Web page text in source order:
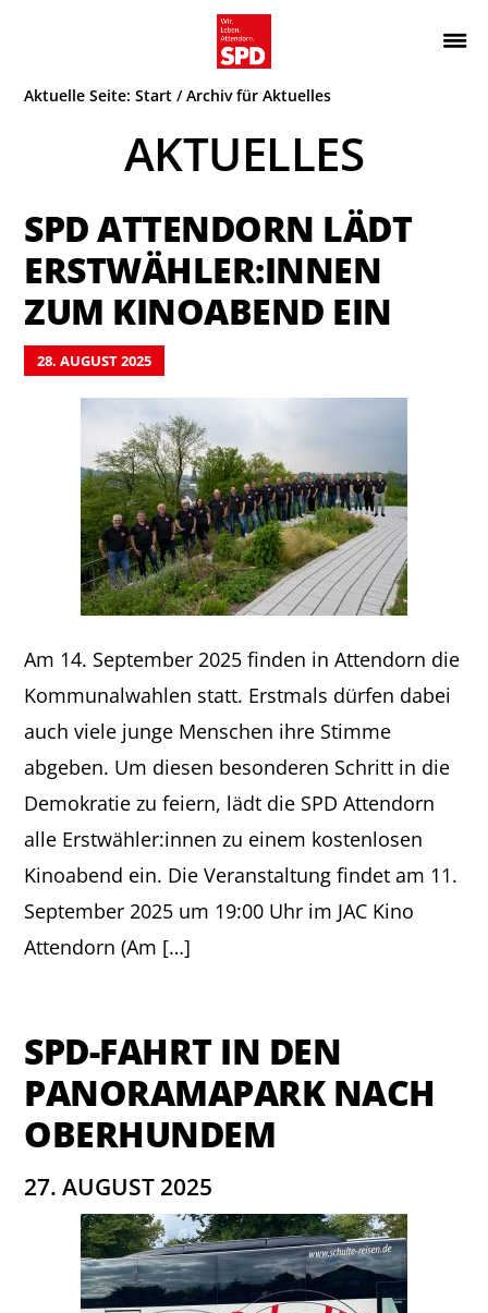
springen
springen
SPD
Leben.
Aktuelle Seite:Start /Archiv für Aktuelles
AKTUELLES
SPD ATTENDORN LÄDT
ERSTWÄHLER:INNEN
ZUM KINOABEND EIN
28. AUGUST 2025
Am 14. September 2025 finden in Attendorn die
Kommunalwahlen statt. Erstmals dürfen dabei
auch viele junge Menschen ihre Stimme
abgeben. Um diesen besonderen Schritt in die
Demokratie zu feiern, lädt die SPD Attendorn
alle Erstwähler:innen zu einem kostenlosen
Kinoabend ein. Die Veranstaltung findet am 11.
September 2025 um 19:00 Uhr im JAC Kino
Attendorn (Am […]
SPD-FAHRT IN DEN
PANORAMAPARK NACH
OBERHUNDEM
27. AUGUST 2025